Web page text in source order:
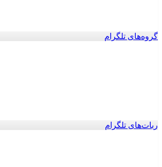
گروه‌های تلگرام
ربات‌های تلگرام